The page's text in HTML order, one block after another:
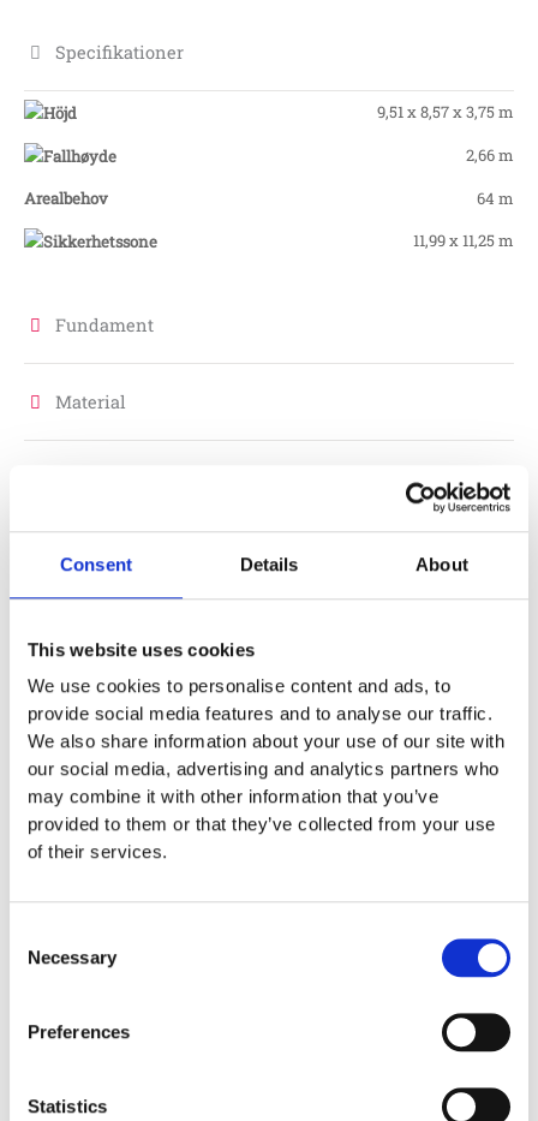
Consent Details About
This website uses cookies
We use cookies to personalise content and ads, to
provide social media features and to analyse our traffic.
We also share information about your use of our site with
our social media, advertising and analytics partners who
may combine it with other information that you’ve
provided to them or that they’ve collected from your use
of their services.
Selection
Necessary
Preferences
Statistics
Specifikationer
9,51 x 8,57 x 3,75 m
2,66 m
Arealbehov
64 m
11,99 x 11,25 m
Fundament
Material
Garantivillkor
Produktens utseende kan avvika mot de bilder som visas
på hemsidan.
Mer information om produkten, klicka här
DWG, produktblad, teknisk information, bilder etc.
Tillbehör
21
000:-